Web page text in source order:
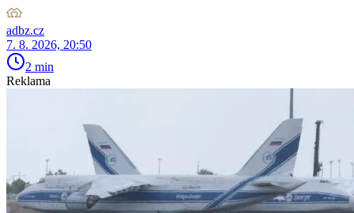
adbz.cz
7. 8. 2026, 20:50
2 min
Reklama